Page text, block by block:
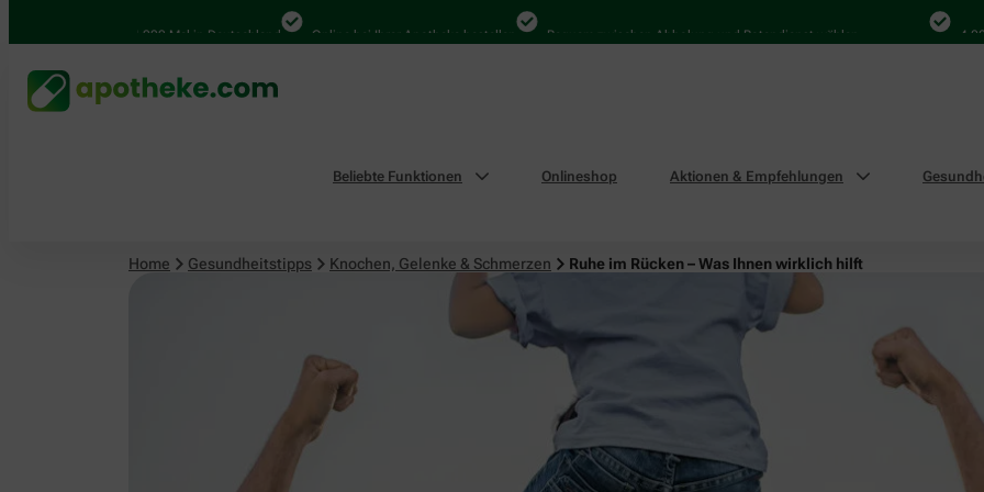
4.000 Mal in Deutschland Online bei Ihrer Apotheke bestellen Bequem zwischen Abholung und Botendienst wählen 4.000
Beliebte Funktionen Onlineshop Aktionen & Empfehlungen
Home Gesundheitstipps Knochen, Gelenke & Schmerzen Ruhe im Rücken – Was Ihnen wirklich hilft
Knochen, Gelenke & Schmerzen